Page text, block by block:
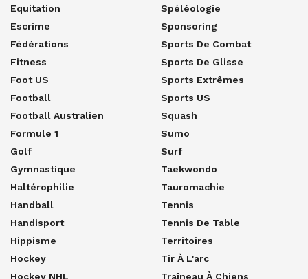
Equitation
Escrime
Fédérations
Fitness
Foot US
Football
Football Australien
Formule 1
Golf
Gymnastique
Haltérophilie
Handball
Handisport
Hippisme
Hockey
Hockey NHL
Spéléologie
Sponsoring
Sports De Combat
Sports De Glisse
Sports Extrêmes
Sports US
Squash
Sumo
Surf
Taekwondo
Tauromachie
Tennis
Tennis De Table
Territoires
Tir À L'arc
Traîneau À Chiens